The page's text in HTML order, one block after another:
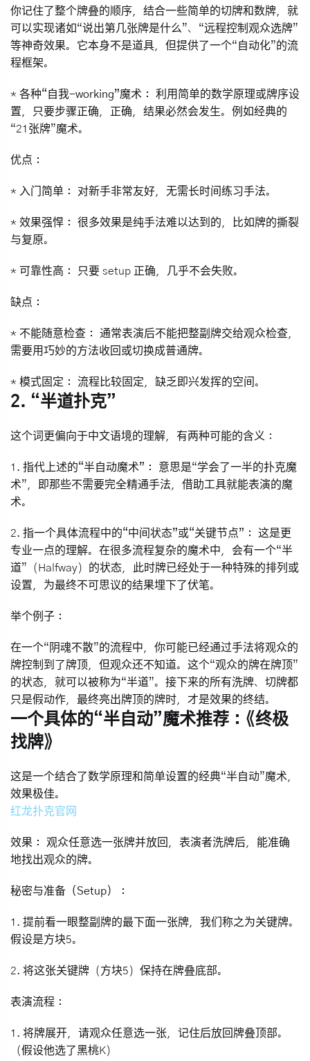
你记住了整个牌叠的顺序，结合一些简单的切牌和数牌，就
可以实现诸如“说出第几张牌是什么”、“远程控制观众选牌”
等神奇效果。它本身不是道具，但提供了一个“自动化”的流
程框架。
* 各种“自我-working”魔术：
利用简单的数学原理或牌序设
置，只要步骤正确，正确，结果必然会发生。例如经典的
“21张牌”魔术。
优点：
* 入门简单： 对新手非常友好，无需长时间练习手法。
* 效果强悍：
很多效果是纯手法难以达到的，比如牌的撕裂
与复原。
* 可靠性高： 只要 setup 正确，几乎不会失败。
缺点：
* 不能随意检查：
通常表演后不能把整副牌交给观众检查，
需要用巧妙的方法收回或切换成普通牌。
* 模式固定： 流程比较固定，缺乏即兴发挥的空间。
2. “半道扑克”
这个词更偏向于中文语境的理解，有两种可能的含义：
1. 指代上述的“半自动魔术”：
意思是“学会了一半的扑克魔
术”，即那些不需要完全精通手法，借助工具就能表演的魔
术。
2. 指一个具体流程中的“中间状态”或“关键节点”：
这是更
专业一点的理解。在很多流程复杂的魔术中，会有一个“半
道”（Halfway）的状态，此时牌已经处于一种特殊的排列或
设置，为最终不可思议的结果埋下了伏笔。
举个例子：
在一个“阴魂不散”的流程中，你可能已经通过手法将观众的
牌控制到了牌顶，但观众还不知道。这个“观众的牌在牌顶”
的状态，就可以被称为“半道”。接下来的所有洗牌、切牌都
只是假动作，最终亮出牌顶的牌时，才是效果的终结。
一个具体的“半自动”魔术推荐：《终极
找牌》
这是一个结合了数学原理和简单设置的经典“半自动”魔术，
效果极佳。
红龙扑克官网
效果：
观众任意选一张牌并放回，表演者洗牌后，能准确
地找出观众的牌。
秘密与准备（Setup）：
1. 提前看一眼整副牌的最下面一张牌 ，我们称之为关键牌。
假设是方块5。
2. 将这张关键牌（方块5）保持在牌叠底部。
表演流程：
1. 将牌展开，请观众任意选一张，记住后放回牌叠顶部。
（假设他选了黑桃K）